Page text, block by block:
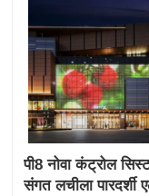
पी8 नोवा कंट्रोल
संगत लचीला पारदर्शी